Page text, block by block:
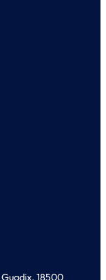
18500